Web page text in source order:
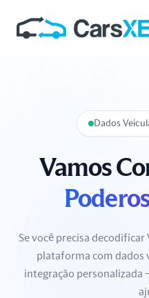
Dados
Vamos
Se você precisa decodificar
plataforma com dados
integração personalizada